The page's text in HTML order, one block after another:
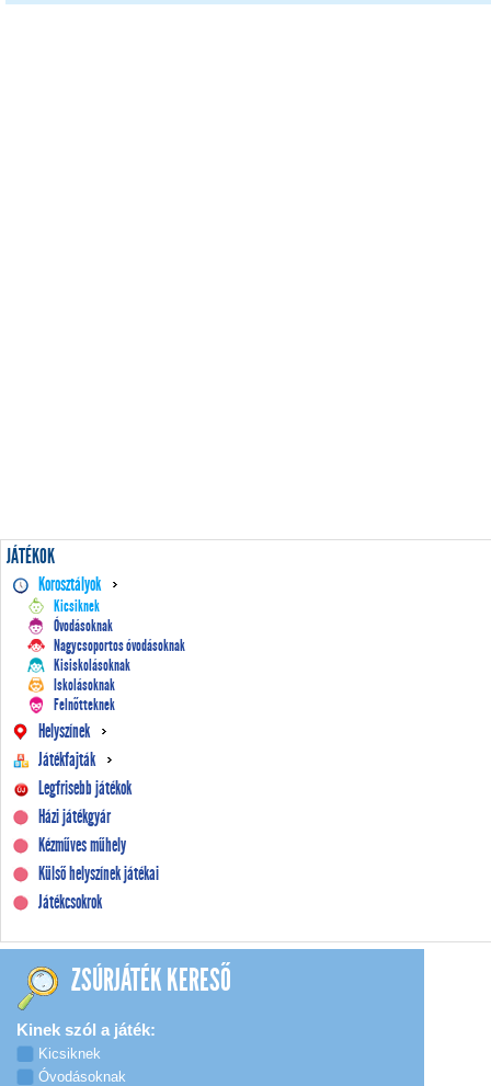
JÁTÉKOK
Korosztályok
Kicsiknek
Óvodásoknak
Nagycsoportos óvodásoknak
Kisiskolásoknak
Iskolásoknak
Felnőtteknek
Helyszínek
Játékfajták
Legfrisebb játékok
Házi játékgyár
Kézműves műhely
Külső helyszínek játékai
Játékcsokrok
ZSÚRJÁTÉK KERESŐ
Kinek szól a játék:
Kicsiknek
Óvodásoknak